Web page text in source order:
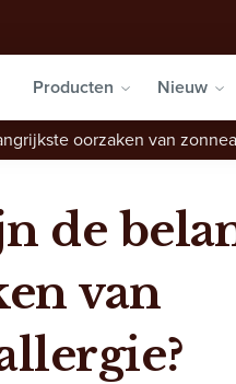
Producten Nieuw
oorzaken van
de
van